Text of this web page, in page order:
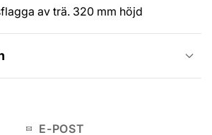
av trä. 320 mm höjd
E-POST